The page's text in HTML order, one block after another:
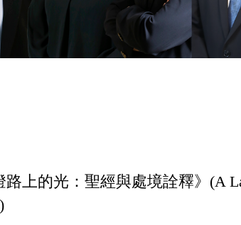
上的光：聖經與處境詮釋》(A